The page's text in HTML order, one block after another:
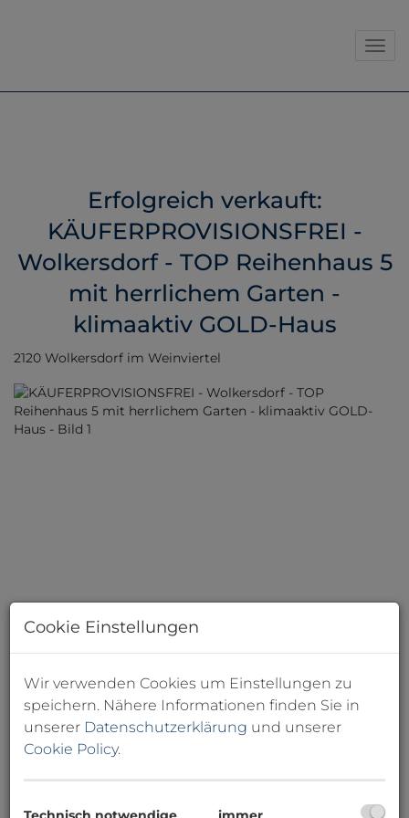
Erfolgreich verkauft:
KÄUFERPROVISIONSFREI -
Wolkersdorf - TOP Reihenhaus 5
mit herrlichem Garten -
klimaaktiv GOLD-Haus
2120 Wolkersdorf im Weinviertel
Cookie Einstellungen
Wir verwenden Cookies um Einstellungen zu
speichern. Nähere Informationen finden Sie in
unserer Datenschutzerklärung und unserer
Cookie Policy.